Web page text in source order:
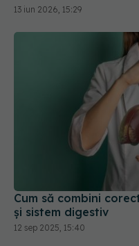
Cum să combini
și sistem digestiv